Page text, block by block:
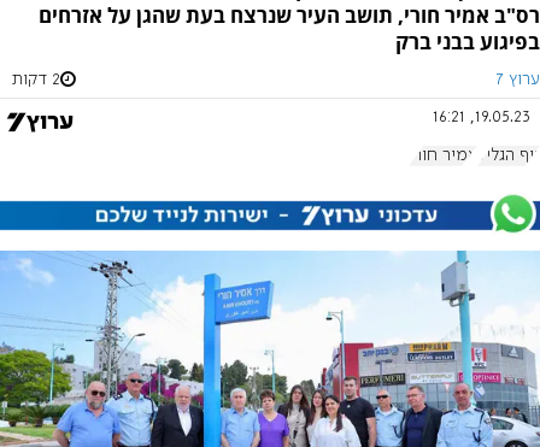
רס"ב אמיר חורי, תושב העיר שנרצח בעת שהגן על אזרחים
בפיגוע בבני ברק
ערוץ 7 2 דקות
19.05.23, 16:21
נוף הגליל אמיר חורי